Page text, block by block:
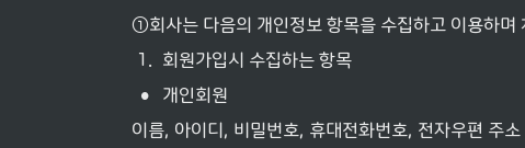
①회사는 다음의 개인정보 항목을 수집하고 이용하며
1
회원가입시 수집하는 항목
•
개인회원
이름, 아이디, 비밀번호, 휴대전화번호, 전자우편 주소